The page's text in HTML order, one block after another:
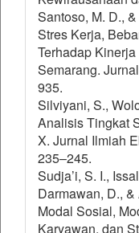
Santoso, M. D.,
Stres Kerja,
Terhadap
Semarang.
935.
Silviyani, S.,
Analisis Tingkat
X. Jurnal Ilmiah
235–245.
Sudja’i, S. I.,
Darmawan, D.,
Modal Sosial,
Karyawan, dan